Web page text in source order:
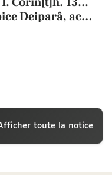
Deiparâ, ac
Baptista
prior de La
anno
In
toute la notice